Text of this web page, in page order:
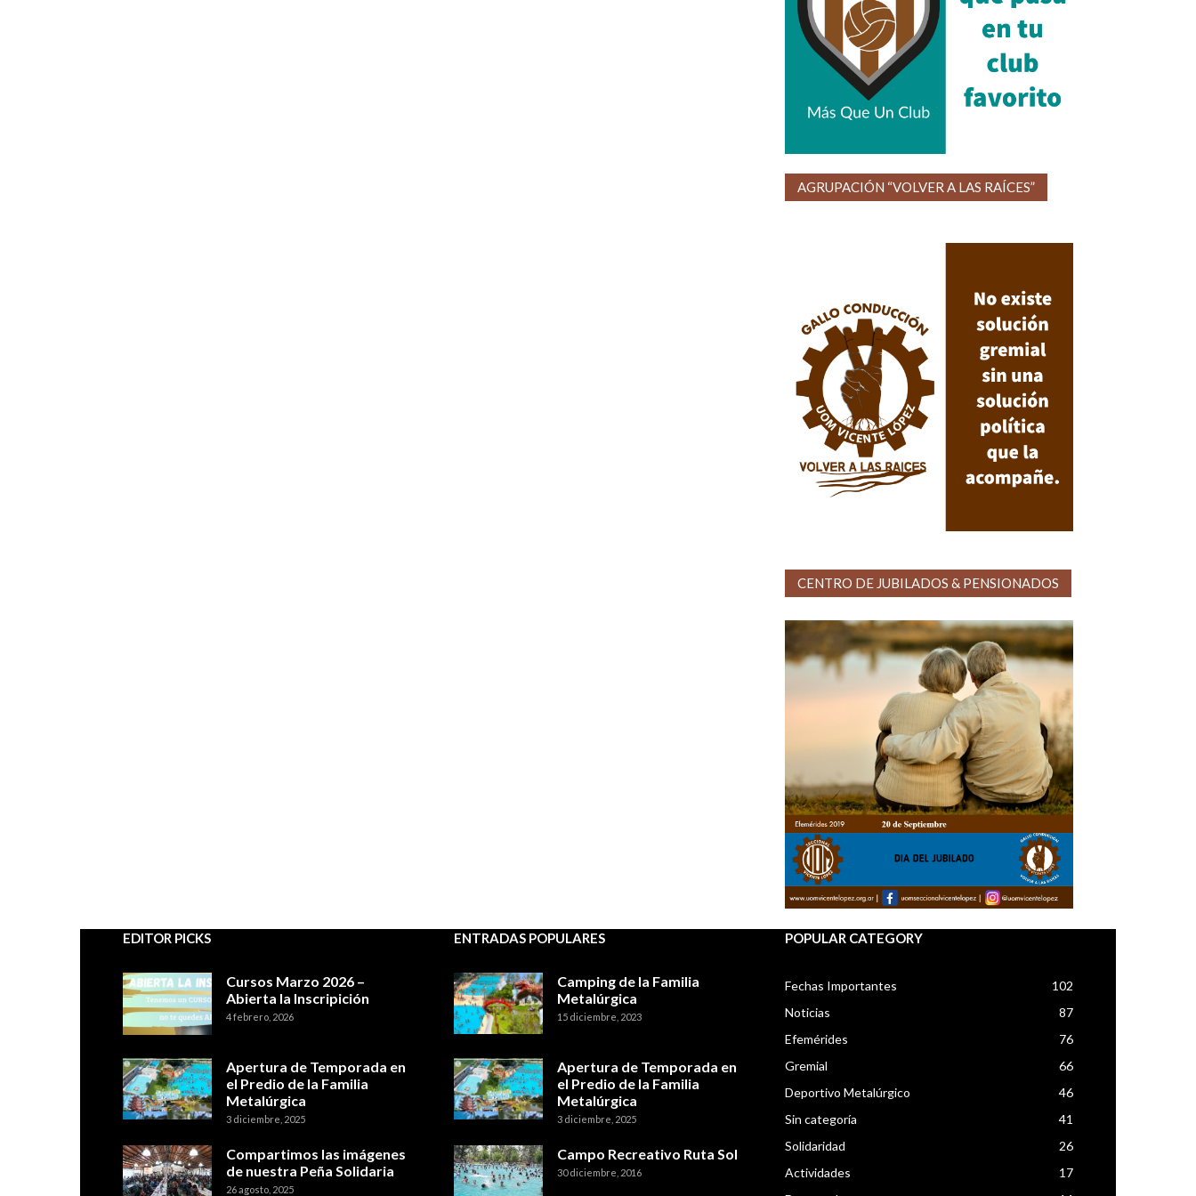
AGRUPACIÓN “VOLVER A LAS RAÍCES”
CENTRO DE JUBILADOS & PENSIONADOS
EDITOR PICKS
Cursos Marzo 2026 –
Abierta la Inscripición
4 febrero, 2026
Apertura de Temporada en
el Predio de la Familia
Metalúrgica
3 diciembre, 2025
Compartimos las imágenes
de nuestra Peña Solidaria
26 agosto, 2025
ENTRADAS POPULARES
Camping de la Familia
Metalúrgica
15 diciembre, 2023
Apertura de Temporada en
el Predio de la Familia
Metalúrgica
3 diciembre, 2025
Campo Recreativo Ruta Sol
30 diciembre, 2016
POPULAR CATEGORY
Fechas Importantes
102
Noticias
87
Efemérides
76
Gremial
66
Deportivo Metalúrgico
46
Sin categoría
41
Solidaridad
26
Actividades
17